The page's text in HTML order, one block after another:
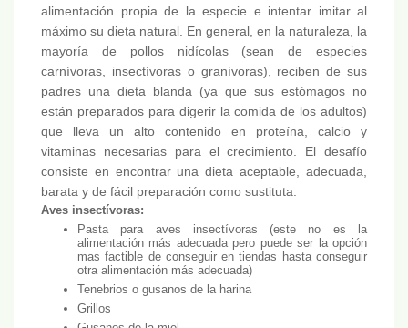
alimentación propia de la especie e intentar imitar al
máximo su dieta natural. En general, en la naturaleza, la
mayoría de pollos nidícolas (sean de especies
carnívoras, insectívoras o granívoras), reciben de sus
padres una dieta blanda (ya que sus estómagos no
están preparados para digerir la comida de los adultos)
que lleva un alto contenido en proteína, calcio y
vitaminas necesarias para el crecimiento. El desafío
consiste en encontrar una dieta aceptable, adecuada,
barata y de fácil preparación como sustituta.
Aves insectívoras:
Pasta para aves insectívoras (este no es la
alimentación más adecuada pero puede ser la opción
mas factible de conseguir en tiendas hasta conseguir
otra alimentación más adecuada)
Tenebrios o gusanos de la harina
Grillos